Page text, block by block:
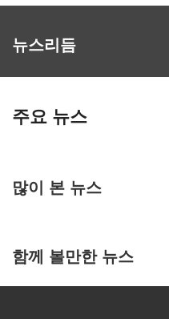
뉴스리듬
주요 뉴스
많이 본 뉴스
함께 볼만한 뉴스